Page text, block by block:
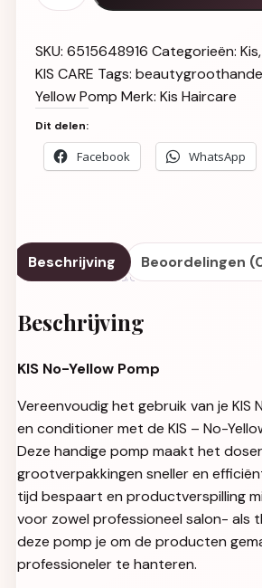
SKU: 6515648916 Categorieën: Kis,
KIS CARE Tags:
Yellow Pomp Merk: Kis Haircare
Dit delen:
Facebook WhatsApp
Beschrijving Beoordelingen
Beschrijving
KIS No-Yellow Pomp
Vereenvoudig het gebruik van je KIS
en conditioner met de KIS – No-
Deze handige pomp maakt het
grootverpakkingen sneller en
tijd bespaart en productverspilling
voor zowel professioneel salon- als
deze pomp je om de producten
professioneler te hanteren.